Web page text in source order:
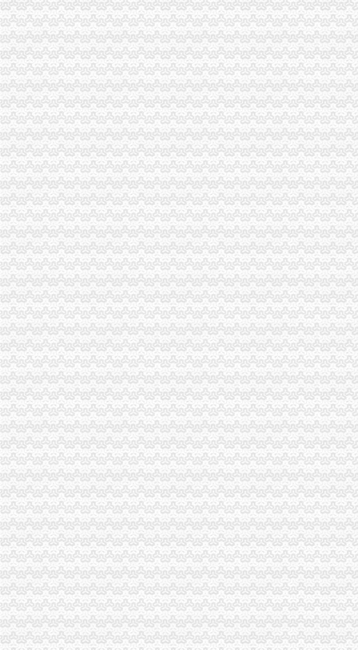
【重庆向科电器有限公司新招聘信息】_聘网
重庆港九股吧新消息-重庆港九新消息-新消息
【重庆海兆科技有限公司招聘】-百才招聘网（免费的招聘网站baicai.
寻访外贸企业的春天-前瞻财经-E都市
重庆时尚购物-重庆渝中区百川百货外贸服装-百川百货外贸服装招商连
注册外贸公司
厦门注册外贸公司进出口申请-厦门58同城
自贸区现在可以注册么在保税区注册外贸公司享受自贸区待遇么A_其
合肥退税代账合肥注册外贸公司
青岛代理注册、青岛代理注册公司、青岛代理工商注册、青岛代理注
生活小百科：注册外贸公司的疑问
大连注册外贸公司--关于对外贸易和国际货运代理企业登记QQ
北京外贸公司注册_注册1000万公司-北京便民网
德注册进出口贸易公司（外贸公司）代办,德工商注册代办【今日
新注册外贸公司出口退税时间有多久？
Re：注册外贸公司,希望与各位交流-饮水思源
渝中区临江门
请问下重庆渝中区临江门那个中院具体叫什么名字？_百度知道
渝中区临江门印印字牌制作工作室2017新招聘信息_电话_地址-58
关于渝中区临江门-看房笔记-房产楼市-重庆购物狂
渝中区临江门公寓,精装出售！_改善型住房__重庆19楼
出售渝中区临江门新房一套-重庆搜狐焦点
重庆重庆市渝中区临江门46-在微话题一起聊聊吧！
【渝中区临江门清洁公司哪家好？,开荒清洁,临江门玻璃清洁,清洁
渝中区临江门奎星楼广场（现代书城旁）-城市吧街景地图
重庆市渝中区临江门46号2-3号房屋-重庆产权交易网
重庆渝中区临江门都市广场A座五楼2017招聘信息_电话_地址-中华英
观音岩注册外贸公司
注册外贸公司、香港公司注册、商标注册_财务会计_商贸服务网络服
武汉外贸公司注册【价格,品牌,供应商】-中国制造网,武汉网通知
上海外贸公司注册费用与注册流程_法律知识-法律咨询上中顾法律网
太原注册外贸公司,注册外贸公司注册资金有什么要求-太原58同城
纤芝服饰有限公司|纤芝服饰有限公司网站
外贸公司注册资本需要多少-商务服务-互动百科
【58同城】重庆重庆周边奉节外资公司注册_外资企业注册_代理外资公
[注册外贸公司]北京注册外贸公司
怎样注册外贸公司【今日推荐网-郑州工商/税务/财务】
自贸区注册外贸公司条件及费用-商务服务-人民铁道网
大溪沟注册外贸公司